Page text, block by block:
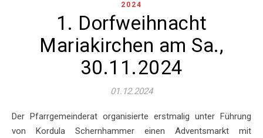
2024
1. Dorfweihnacht
Mariakirchen am Sa.,
30.11.2024
01.12.2024
Der Pfarrgemeinderat organisierte erstmalig unter Führung
von Kordula Schernhammer einen Adventsmarkt mit